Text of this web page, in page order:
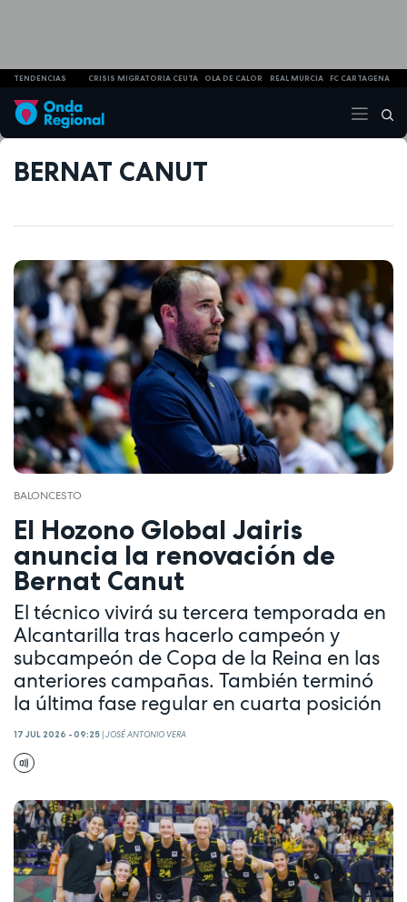
TENDENCIAS CRISIS MIGRATORIA CEUTA OLA DE CALOR REAL MURCIA FC CARTAGENA
BERNAT CANUT
BALONCESTO
El Hozono Global Jairis
anuncia la renovación de
Bernat Canut
El técnico vivirá su tercera temporada en
Alcantarilla tras hacerlo campeón y
subcampeón de Copa de la Reina en las
anteriores campañas. También terminó
la última fase regular en cuarta posición
17 JUL 2026 - 09:25 |JOSÉ ANTONIO VERA